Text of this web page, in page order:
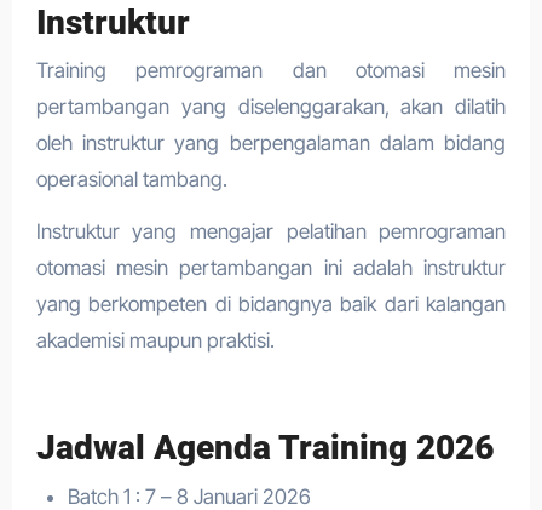
Instruktur
Training pemrograman dan otomasi mesin
pertambangan yang diselenggarakan, akan dilatih
oleh instruktur yang berpengalaman dalam bidang
operasional tambang.
Instruktur yang mengajar pelatihan pemrograman
otomasi mesin pertambangan ini adalah instruktur
yang berkompeten di bidangnya baik dari kalangan
akademisi maupun praktisi.
Jadwal Agenda Training 2026
Batch 1 : 7 – 8 Januari 2026